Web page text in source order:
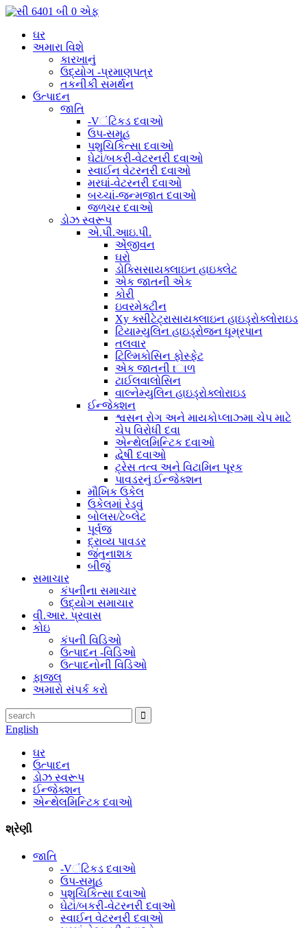
ઘર
અમારા વિશે
કારખાનું
ઉદ્યોગ -પ્રમાણપત્ર
તકનીકી સમર્થન
ઉત્પાદન
જાતિ
-Vંટિકડ દવાઓ
ઉપ-સમૂહ
પશુચિકિત્સા દવાઓ
ઘેટાં/બકરી-વેટરનરી દવાઓ
સ્વાઈન વેટરનરી દવાઓ
મરઘાં-વેટરનરી દવાઓ
બચ્ચાં-જન્મજાત દવાઓ
જળચર દવાઓ
ડોઝ સ્વરૂપ
એ.પી.આઇ.પી.
એંજીવન
ઘરો
ડોક્સિસાયક્લાઇન હાઇક્લેટ
એક જાતની એક
કોરી
ઇવરમેક્ટીન
Xy ક્સીટેટ્રાસાયક્લાઇન હાઇડ્રોક્લોરાઇડ
ટિયામ્યુલિન હાઇડ્રોજન ધૂમ્રપાન
તલવાર
ટિલ્મિકોસિન ફોસ્ફેટ
એક જાતની tાળ
ટાઈલવાલોસિન
વાલ્નેમ્યુલિન હાઇડ્રોક્લોરાઇડ
ઈન્જેક્શન
શ્વસન રોગ અને માયકોપ્લાઝ્મા ચેપ માટે
ચેપ વિરોધી દવા
એન્થેલમિન્ટિક દવાઓ
દ્વેષી દવાઓ
ટ્રેસ તત્વ અને વિટામિન પૂરક
પાવડરનું ઈન્જેક્શન
મૌખિક ઉકેલ
ઉકેલમાં રેડવું
બોલસ/ટેબ્લેટ
પૂર્વજ
દ્રાવ્ય પાવડર
જંતુનાશક
બીજું
સમાચાર
કંપનીના સમાચાર
ઉદ્યોગ સમાચાર
વી.આર. પ્રવાસ
કોઇ
કંપની વિડિઓ
ઉત્પાદન -વિડિઓ
ઉત્પાદનોની વિડિઓ
ફાજલ
અમારો સંપર્ક કરો
English
ઘર
ઉત્પાદન
ડોઝ સ્વરૂપ
ઈન્જેક્શન
એન્થેલમિન્ટિક દવાઓ
શ્રેણી
જાતિ
-Vંટિકડ દવાઓ
ઉપ-સમૂહ
પશુચિકિત્સા દવાઓ
ઘેટાં/બકરી-વેટરનરી દવાઓ
સ્વાઈન વેટરનરી દવાઓ